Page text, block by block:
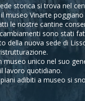
storica si trova nel
museo Vinarte
le nostre cantine
sono stati
della nuova sede di
museo unico nel suo
lavoro quotidiano.
adibiti a museo si